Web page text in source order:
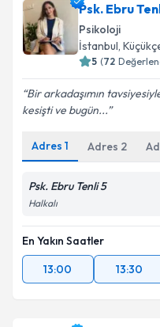
Psk. Ebru
Psikoloji
İstanbul,
5 (72
Bir arkadaşımın
kesişti ve bugün...
Adres 1 Adres 2
Psk. Ebru Tenli 5
Halkalı
En Yakın Saatler
13:00
13:30